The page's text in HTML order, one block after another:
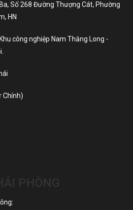
Số 268 Đường Thượng Cát, Phường
HN
công nghiệp Nam Thăng Long -
Chính)